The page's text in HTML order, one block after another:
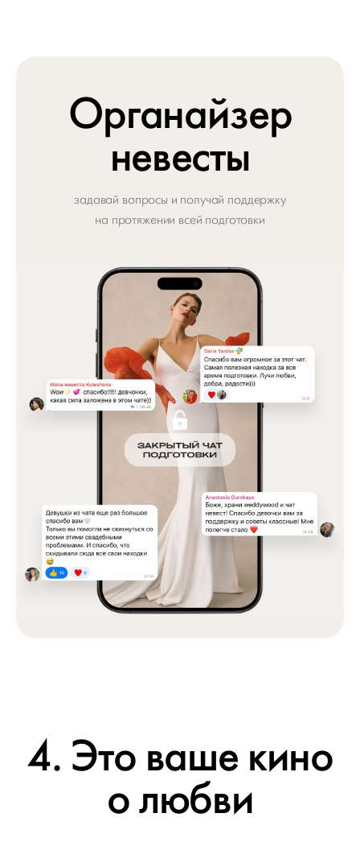
Органайзер
невесты
задавай вопросы и получай поддержку
на протяжении всей подготовки
4. Это ваше кино
о любви